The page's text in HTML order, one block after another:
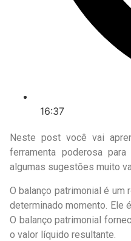
16:37
Neste post você vai
ferramenta poderosa
algumas sugestões muito
O balanço patrimonial é um
determinado momento. Ele
O balanço patrimonial
o valor líquido resultante.